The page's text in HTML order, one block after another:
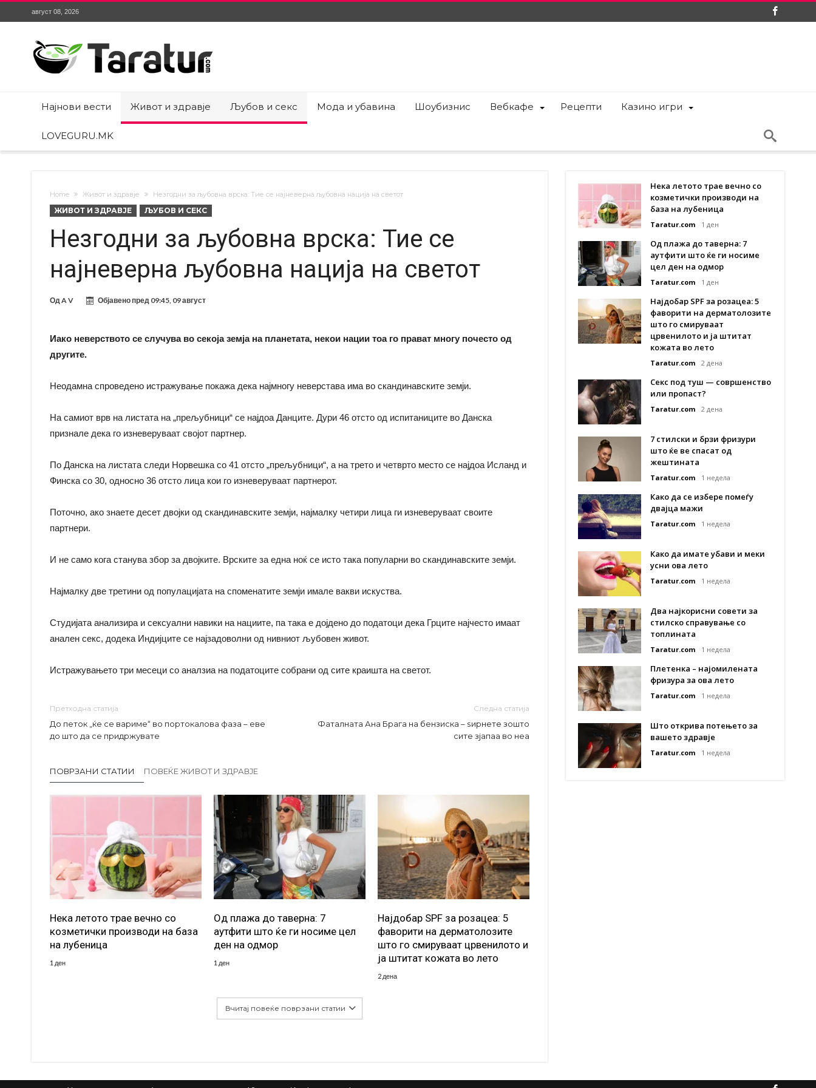
август 08, 2026
Најнови вести Живот и здравје Љубов и секс Мода и убавина Шоубизнис Вебкафе Рецепти Казино игри
LOVEGURU.MK
Home Живот и здравје Незгодни за љубовна врска: Тие се најневерна љубовна нација на светот
ЖИВОТ И ЗДРАВЈЕ ЉУБОВ И СЕКС
Незгодни за љубовна врска: Тие се
најневерна љубовна нација на светот
ОдA V Објавено пред 09:45, 09 август
Иако неверството се случува во секоја земја на планетата, некои нации тоа го прават многу почесто од
другите.
Неодамна спроведено истражување покажа дека најмногу неверстава има во скандинавските земји.
На самиот врв на листата на „прељубници“ се најдоа Данците. Дури 46 отсто од испитаниците во Данска
признале дека го изневеруваат својот партнер.
По Данска на листата следи Норвешка со 41 отсто „прељубници“, а на трето и четврто место се најдоа Исланд и
Финска со 30, односно 36 отсто лица кои го изневеруваат партнерот.
Поточно, ако знаете десет двојки од скандинавските земји, најмалку четири лица ги изневеруваат своите
партнери.
И не само кога станува збор за двојките. Врските за една ноќ се исто така популарни во скандинавските земји.
Најмалку две третини од популацијата на споменатите земји имале вакви искуства.
Студијата анализира и сексуални навики на нациите, па така е дојдено до податоци дека Грците најчесто имаат
анален секс, додека Индијците се најзадоволни од нивниот љубовен живот.
Истражувањето три месеци со аналзиа на податоците собрани од сите краишта на светот.
Претходна статија
До петок „ќе се вариме“ во портокалова фаза – еве
до што да се придржувате
Следна статија
Фаталната Ана Брага на бензиска – ѕирнете зошто
сите зјапаа во неа
ПОВРЗАНИ СТАТИИ ПОВЕЌЕ ЖИВОТ И ЗДРАВЈЕ
Нека летото трае вечно со
козметички производи на база
на лубеница
1 ден
Од плажа до таверна: 7
аутфити што ќе ги носиме цел
ден на одмор
1 ден
Најдобар SPF за розацеа: 5
фаворити на дерматолозите
што го смируваат црвенилото и
ја штитат кожата во лето
2 дена
Вчитај повеќе поврзани статии
Нека летото трае вечно со
козметички производи на
база на лубеница
Taratur.com 1 ден
Од плажа до таверна: 7
аутфити што ќе ги носиме
цел ден на одмор
Taratur.com 1 ден
Најдобар SPF за розацеа: 5
фаворити на дерматолозите
што го смируваат
црвенилото и ја штитат
кожата во лето
Taratur.com 2 дена
Секс под туш — совршенство
или пропаст?
Taratur.com 2 дена
7 стилски и брзи фризури
што ќе ве спасат од
жештината
Taratur.com 1 недела
Како да се избере помеѓу
двајца мажи
Taratur.com 1 недела
Како да имате убави и меки
усни ова лето
Taratur.com 1 недела
Два најкорисни совети за
стилско справување со
топлината
Taratur.com 1 недела
Плетенка – најомилената
фризура за ова лето
Taratur.com 1 недела
Што открива потењето за
вашето здравје
Taratur.com 1 недела